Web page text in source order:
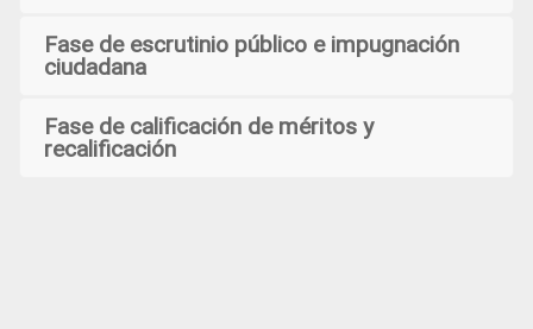
Fase de escrutinio público e impugnación
ciudadana
Fase de calificación de méritos y
recalificación